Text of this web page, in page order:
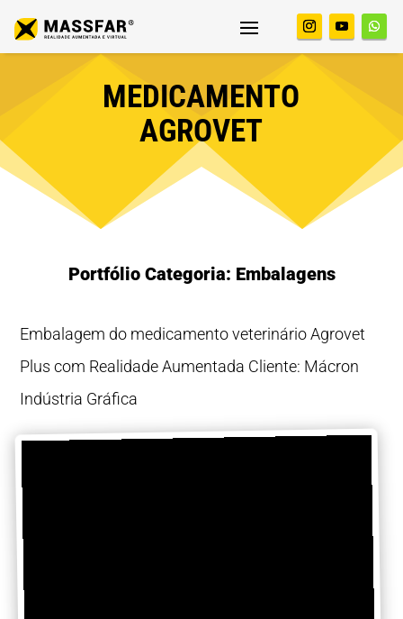
MEDICAMENTO
AGROVET
Portfólio Categoria: Embalagens
Embalagem do medicamento veterinário Agrovet
Plus com Realidade Aumentada Cliente: Mácron
Indústria Gráfica